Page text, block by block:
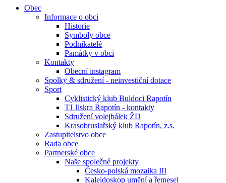
Obec
Informace o obci
Historie
Symboly obce
Podnikatelé
Památky v obci
Kontakty
Obecní instagram
Spolky & sdružení - neinvestiční dotace
Sport
Cyklistický klub Buldoci Rapotín
TJ Jiskra Rapotín - kontakty
Sdružení volejbálek ŽD
Krasobruslařský klub Rapotín, z.s.
Zastupitelstvo obce
Rada obce
Partnerské obce
Naše společné projekty
Česko-polská mozaika III
Kaleidoskop umění a řemesel